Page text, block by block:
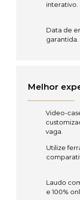
interativo.
Data de
garantida.
Melhor
Video-
vaga.
Utilize
Laudo
e 100%